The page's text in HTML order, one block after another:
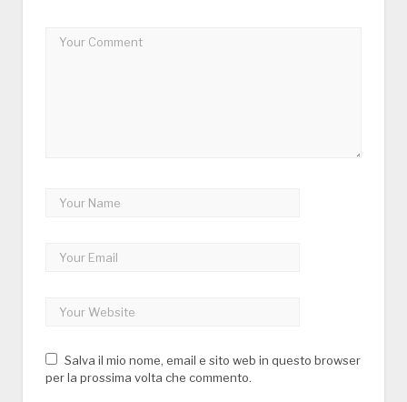
Salva il mio nome, email e sito web in questo browser
per la prossima volta che commento.